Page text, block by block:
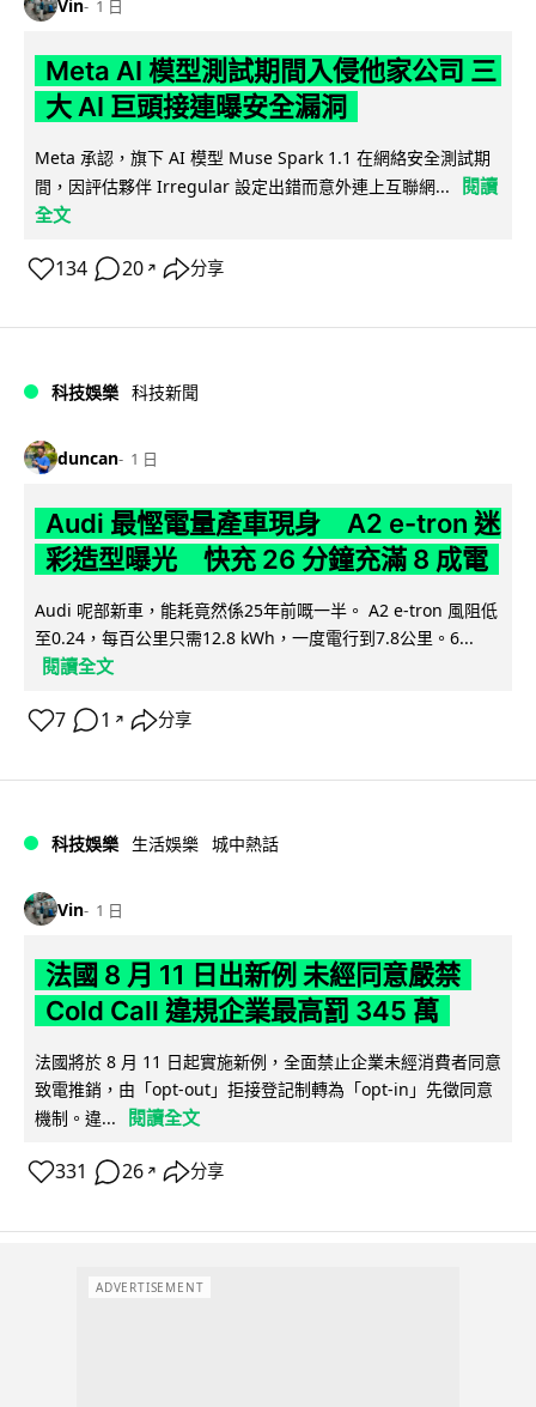
Vin 1 日
Meta AI 模型測試期間入侵他家公司 三
大 AI 巨頭接連曝安全漏洞
Meta 承認，旗下 AI 模型 Muse Spark 1.1 在網絡安全測試期
間，因評估夥伴 Irregular 設定出錯而意外連上互聯網...
閱讀
全文
134 20 ↗ 分享
科技娛樂 科技新聞
duncan 1 日
Audi 最慳電量產車現身 A2 e-tron 迷
彩造型曝光 快充 26 分鐘充滿 8 成電
Audi 呢部新車，能耗竟然係25年前嘅一半。 A2 e-tron 風阻低
至0.24，每百公里只需12.8 kWh，一度電行到7.8公里。6...
閱讀全文
7 1 ↗ 分享
科技娛樂 生活娛樂 城中熱話
Vin 1 日
法國 8 月 11 日出新例 未經同意嚴禁
Cold Call 違規企業最高罰 345 萬
法國將於 8 月 11 日起實施新例，全面禁止企業未經消費者同意
致電推銷，由「opt-out」拒接登記制轉為「opt-in」先徵同意
機制。違...
閱讀全文
331 26 ↗ 分享
ADVERTISEMENT